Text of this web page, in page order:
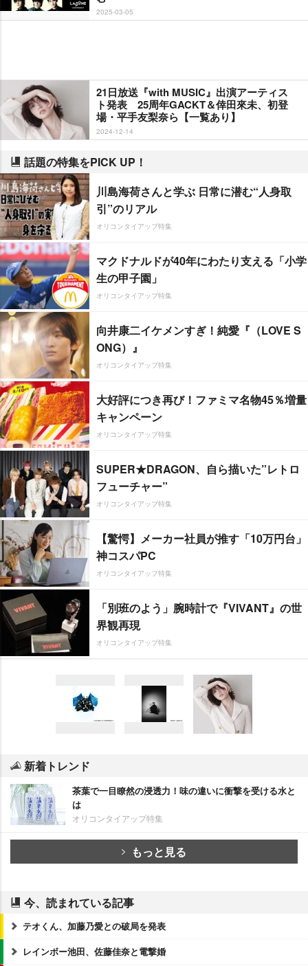
2025-03-05
21日放送『with MUSIC』出演アーティス
ト発表 25周年GACKT＆倖田來未、初登
場・平手友梨奈ら【一覧あり】
2024-12-14
話題の特集をPICK UP！
川島海荷さんと学ぶ 日常に潜む“人身取
引”のリアル
オリコンタイアップ特集
マクドナルドが40年にわたり支える「小学
生の甲子園」
オリコンタイアップ特集
向井康二イケメンすぎ！純愛『（LOVE S
ONG）』
オリコンタイアップ特集
大好評につき再び！ファミマ名物45％増量
キャンペーン
オリコンタイアップ特集
SUPER★DRAGON、自ら描いた”レトロ
フューチャー”
オリコンタイアップ特集
【驚愕】メーカー社員が推す「10万円台」
神コスパPC
オリコンタイアップ特集
「別班のよう」腕時計で『VIVANT』の世
界観再現
オリコンタイアップ特集
新着トレンド
茶葉で一目瞭然の浸透力！味の違いに衝撃を受ける水と
は
オリコンタイアップ特集
もっと見る
今、読まれている記事
テオくん、加藤乃愛との破局を発表
レインボー池田、佐藤佳奈と電撃婚